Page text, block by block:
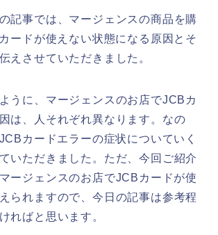
記事では、マージェンスの商品を購
ードが使えない状態になる原因とそ
えさせていただきました。
うに、マージェンスのお店でJCBカ
は、人それぞれ異なります。なの
カードエラーの症状についていく
いただきました。ただ、今回ご紹介
ージェンスのお店でJCBカードが使
られますので、今日の記事は参考程
ればと思います。